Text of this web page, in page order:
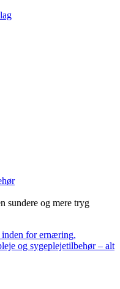
sundere og mere tryg
for ernæring,
og sygeplejetilbehør – alt